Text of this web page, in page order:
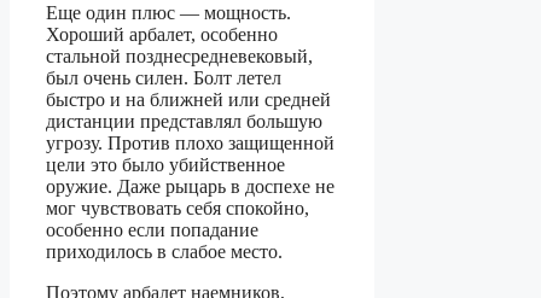
Еще один плюс — мощность.
Хороший арбалет, особенно
стальной позднесредневековый,
был очень силен. Болт летел
быстро и на ближней или средней
дистанции представлял большую
угрозу. Против плохо защищенной
цели это было убийственное
оружие. Даже рыцарь в доспехе не
мог чувствовать себя спокойно,
особенно если попадание
приходилось в слабое место.
Поэтому арбалет наемников,